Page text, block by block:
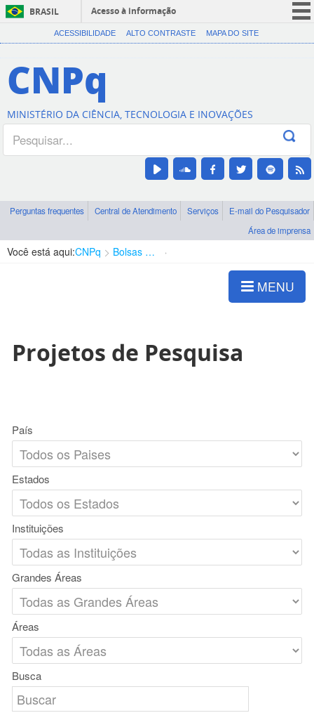
BRASIL
Acesso à informação
CORONAVÍRUS (COVID-19)
Canais
ACESSIBILIDADE ALTO CONTRASTE MAPA DO SITE
CNPq
MINISTÉRIO DA CIÊNCIA, TECNOLOGIA E INOVAÇÕES
Perguntas frequentes Central de Atendimento Serviços
E-mail do Pesquisador
Área de imprensa
Você está aqui:CNPq Bolsas e Auxílios Vigentes
MENU
Projetos de Pesquisa
País
Estados
Instituições
Grandes Áreas
Áreas
Busca